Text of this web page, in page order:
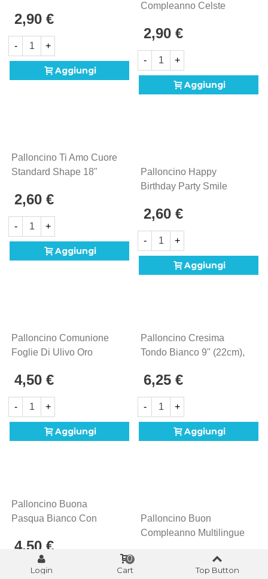
2,90 €
- +
Aggiungi
Compleanno Celste
(45cm) In Mylar, 1pz.
2,90 €
- +
Aggiungi
Palloncino Ti Amo Cuore
Standard Shape 18"
2,60 €
- +
Aggiungi
Palloncino Happy
Birthday Party Smile
(45cm) In Mylar, 1pz.
2,60 €
- +
Aggiungi
Palloncino Comunione
Foglie Di Ulivo Oro
4,50 €
- +
Aggiungi
Palloncino Cresima
Tondo Bianco 9" (22cm),
6,25 €
- +
Aggiungi
Palloncino Buona
Pasqua Bianco Con
(10cm), 5pz,
4,50 €
+
Palloncino Buon
Compleanno Multilingue
18" (45cm) In Mylar, 1pz.
Login Cart
0
Top Button